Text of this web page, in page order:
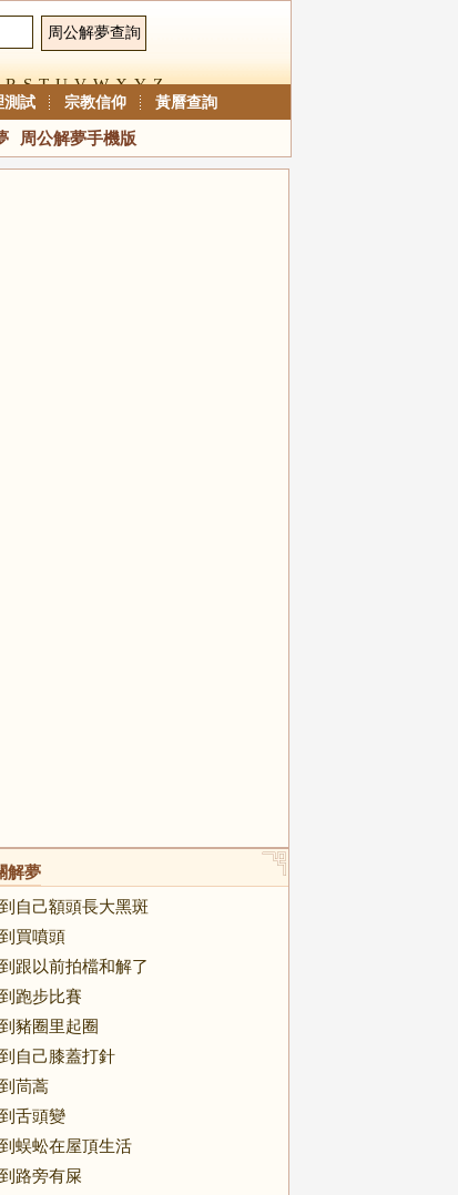
R S T U V W X Y Z
測試 宗教信仰 黃曆查詢
周公解夢手機版
解夢
自己額頭長大黑斑
買噴頭
跟以前拍檔和解了
跑步比賽
豬圈里起圈
自己膝蓋打針
茼蒿
舌頭變
蜈蚣在屋頂生活
路旁有屎